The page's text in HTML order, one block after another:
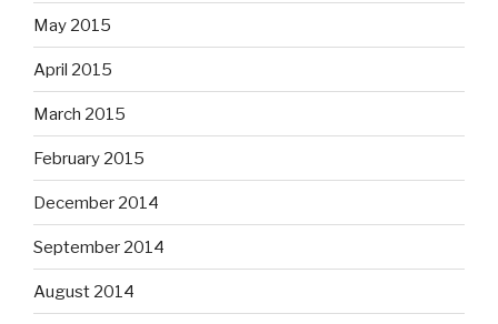
May 2015
April 2015
March 2015
February 2015
December 2014
September 2014
August 2014